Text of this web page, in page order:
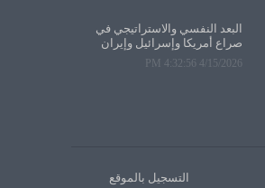
البعد النفسي والاستراتيجي في
صراع أمريكا وإسرائيل وإيران
4/15/2026 4:32:56 PM
التسجيل بالموقع